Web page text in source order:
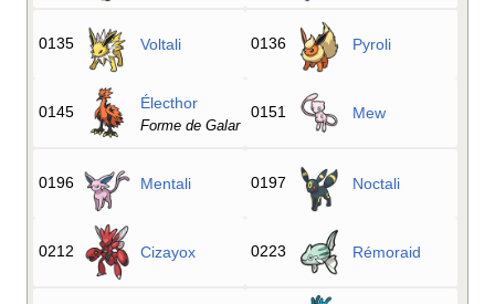
0135 Voltali 0136 Pyroli
0145 Électhor
Forme de Galar
0151 Mew
0196 Mentali 0197 Noctali
0212 Cizayox 0223 Rémoraid